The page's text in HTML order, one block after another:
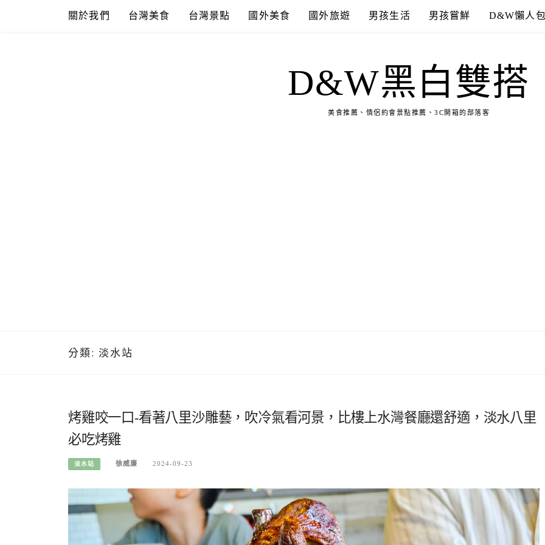
關於我們 台灣美食 台灣景點 國外美食 國外旅遊 男孩生活 男孩嘗鮮 D&W懶人
D&W黑白雙搭
美食推薦、情侶約會景點推薦、3C開箱的部落客
分類: 淡水站
烤雞咬一口-看著八里沙雕藝，吹冷氣看河景，比樓上水灣餐廳還舒適，淡水八里
必吃烤雞
淡水站 徐威廉 2024-09-23